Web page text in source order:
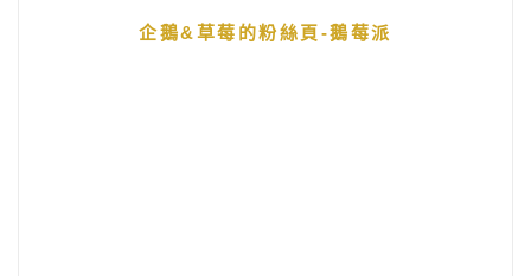
企鵝&草莓的粉絲頁-鵝莓派